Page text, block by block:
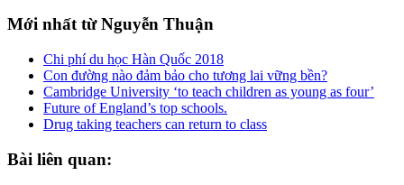
Mới nhất từ Nguyễn Thuận
Chi phí du học Hàn Quốc 2018
Con đường nào đảm bảo cho tương lai vững bền?
Cambridge University ‘to teach children as young as four’
Future of England’s top schools.
Drug taking teachers can return to class
Bài liên quan: